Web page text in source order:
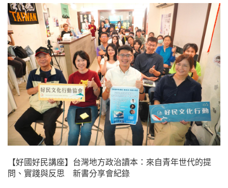
【好國好民講座】台灣地方政治讀本：來自青年世代的提
問、實踐與反思 新書分享會紀錄